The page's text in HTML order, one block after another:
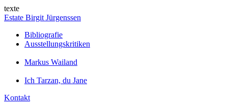
texte
Estate Birgit Jürgenssen
Bibliografie
Ausstellungskritiken
Markus Wailand
Ich Tarzan, du Jane
Kontakt